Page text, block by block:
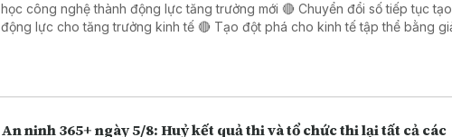
học công nghệ thành động lực tăng trưởng mới 🔴 Chuyển đổi số tiếp tục tạo
động lực cho tăng trưởng kinh tế 🔴 Tạo đột phá cho kinh tế tập thể bằng giải
An ninh 365+ ngày 5/8: Huỷ kết quả thi và tổ chức thi lại tất cả các